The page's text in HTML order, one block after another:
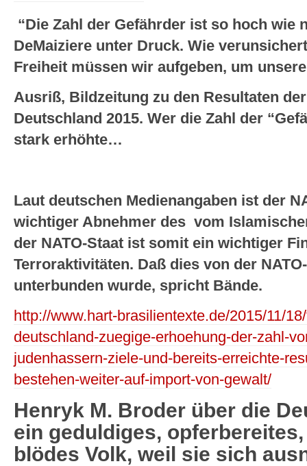
“Die Zahl der Gefährder ist so hoch wie
DeMaiziere unter Druck. Wie
Freiheit müssen wir aufgeben, um
Ausriß, Bildzeitung zu den Resultaten
Deutschland 2015. Wer die Zahl der
stark erhöhte…
Laut deutschen Medienangaben ist der
wichtiger Abnehmer des vom
der NATO-Staat ist somit ein wichtiger
Terroraktivitäten. Daß dies von der
unterbunden wurde, spricht Bände.
http://www.hart-brasilientexte.de/2015/11/
deutschland-zuegige-erhoehung-der-zahl-
judenhassern-ziele-und-bereits-erreichte-
bestehen-weiter-auf-import-von-gewalt/
Henryk M. Broder über die
ein geduldiges,
blödes Volk, weil sie sich